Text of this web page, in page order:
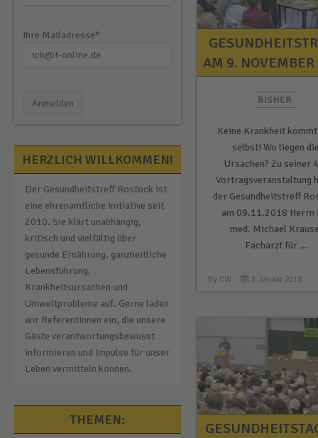
AM 9.
BISHER
Keine Krankheit
selbst! Wo liegen
Ursachen? Zu seiner
Vortragsveranstaltung
der Gesundheitstreff
am 09.11.2018 Herrn
med. Michael
Facharzt für …
By CW 3. Januar 2019
Ihre Mailadresse*
HERZLICH WILLKOMMEN!
Der Gesundheitstreff Rostock ist
eine ehrenamtliche Initiative seit
2010. Sie klärt unabhängig,
kritisch und vielfältig über
gesunde Ernährung, ganzheitliche
Lebensführung,
Krankheitsursachen und
Umweltprobleme auf. Gerne laden
wir ReferentInnen ein, die unsere
Gäste verantwortungsbewusst
informieren und Impulse für unser
Leben vermitteln können.
THEMEN: